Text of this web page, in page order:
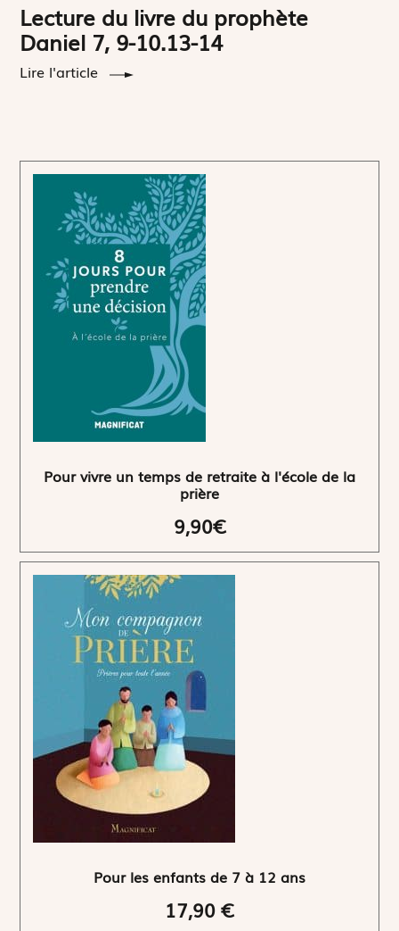
Lecture du livre du prophète
Daniel 7, 9-10.13-14
Lire l'article
Pour vivre un temps de retraite à l'école de la
prière
9,90€
Pour les enfants de 7 à 12 ans
17,90 €